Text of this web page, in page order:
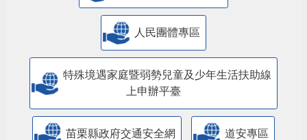
人民團體專區
特殊境遇家庭暨弱勢兒童及少年生活扶助線
上申辦平臺
苗栗縣政府交通安全網 道安專區